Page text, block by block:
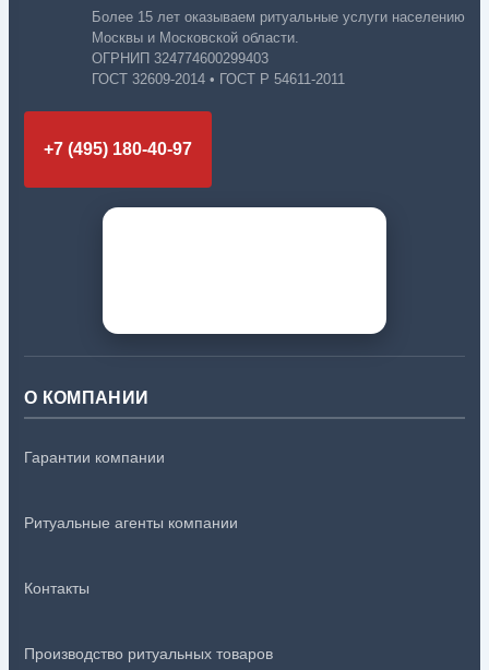
Более 15 лет оказываем ритуальные услуги населению
Москвы и Московской области.
ОГРНИП 324774600299403
ГОСТ 32609-2014 • ГОСТ Р 54611-2011
+7 (495) 180-40-97
О КОМПАНИИ
Гарантии компании
Ритуальные агенты компании
Контакты
Производство ритуальных товаров